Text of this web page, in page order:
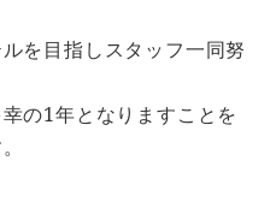
を目指しスタッフ一同努
の1年となりますことを